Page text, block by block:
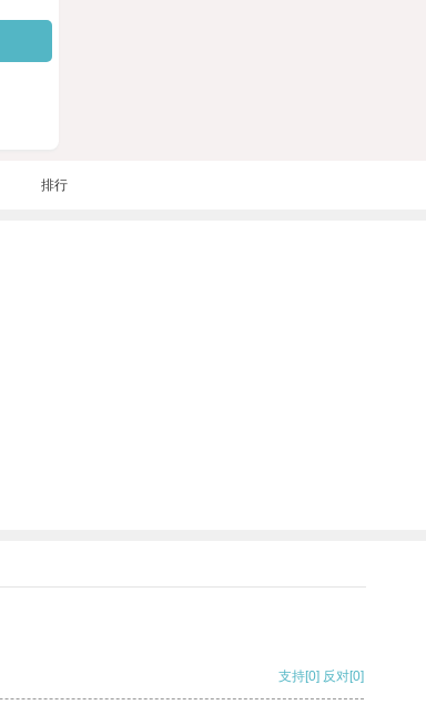
排行
支持[0] 反对[0]